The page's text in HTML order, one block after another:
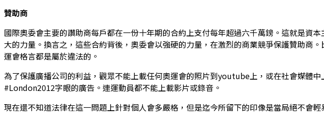
贊助商
國際奧委會主要的讚助商每戶都在一份十年期的合約上支付每年超過六千萬鎊。這就是資
大的力量。換言之，這些合約背後，奧委會以強硬的力量，在激烈的商業競爭保護贊助
運會格言都是屬於違法的。
為了保護廣播公司的利益，觀眾不能上載任何奧運會的照片到youtube上，或在社會媒體
#London2012字眼的廣告。連運動員都不能上載影片或錄音。
現在還不知道法律在這一問題上針對個人會多嚴格，但是迄今所留下的印像是當局絕不會輕